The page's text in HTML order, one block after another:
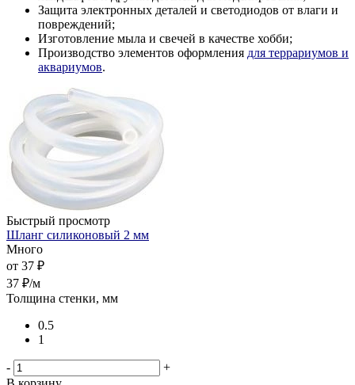
Защита электронных деталей и светодиодов от влаги и
повреждений;
Изготовление мыла и свечей в качестве хобби;
Производство элементов оформления для террариумов и
аквариумов.
Быстрый просмотр
Шланг силиконовый 2 мм
Много
от 37 ₽
37 ₽/м
Толщина стенки, мм
0.5
1
-
+